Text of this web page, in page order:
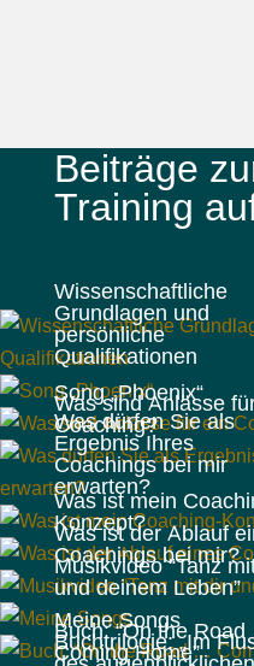
Beiträge
Training
Wissenschaftliche
Grundlagen und
persönliche
Qualifikationen
Song „Phoenix“
Was sind Anlässe
Coaching?
Was dürfen Sie als
Ergebnis Ihres
Coachings bei mir
erwarten?
Was ist mein
Konzept?
Was ist der Ablauf
Coachings bei mir?
Musikvideo “Tanz
und deinem Leben”
Meine Songs
Buch: “On the
Coming Home”
Buchtrilogie: „Im